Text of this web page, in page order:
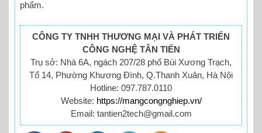
phẩm.
CÔNG TY TNHH THƯƠNG MẠI VÀ PHÁT TRIỂN
CÔNG NGHỆ TÂN TIẾN
Trụ sở: Nhà 6A, ngách 207/28 phố Bùi Xương Trạch,
Tổ 14, Phường Khương Đình, Q.Thanh Xuân, Hà Nội
Hotline: 097.787.0110
Website: https://mangcongnghiep.vn/
Email: tantien2tech@gmail.com